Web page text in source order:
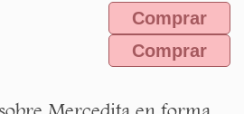
Comprar
Comprar